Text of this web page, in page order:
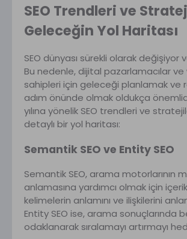
SEO Trendleri ve
Geleceğin Yol Haritası
SEO dünyası sürekli olarak değişiyor
Bu nedenle, dijital pazarlamacılar
sahipleri için geleceği planlamak ve
adım önünde olmak oldukça
yılına yönelik SEO trendleri ve
detaylı bir yol haritası:
Semantik SEO ve Entity SEO
Semantik SEO, arama motorlarının
anlamasına yardımcı olmak için
kelimelerin anlamını ve ilişkilerini
Entity SEO ise, arama sonuçlarında
odaklanarak sıralamayı artırmayı